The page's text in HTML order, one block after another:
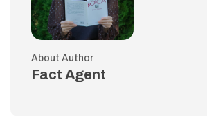
About Author
Fact Agent